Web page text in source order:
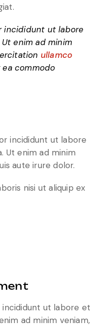
incididunt ut labore
Ut enim ad minim
ullamco
ea commodo
incididunt ut labore
Ut enim ad minim
aute irure dolor.
nisi ut aliquip ex
ut labore et
ad minim veniam,